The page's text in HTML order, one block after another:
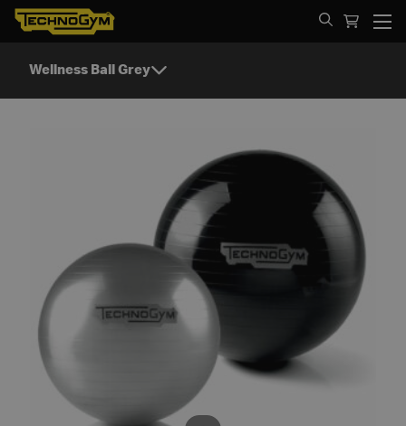
Spring til indhold
Wellness Ball Grey